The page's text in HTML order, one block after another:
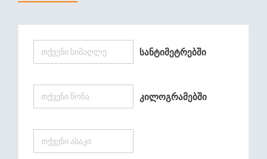
Სანტიმეტრებში
Კილოგრამებში